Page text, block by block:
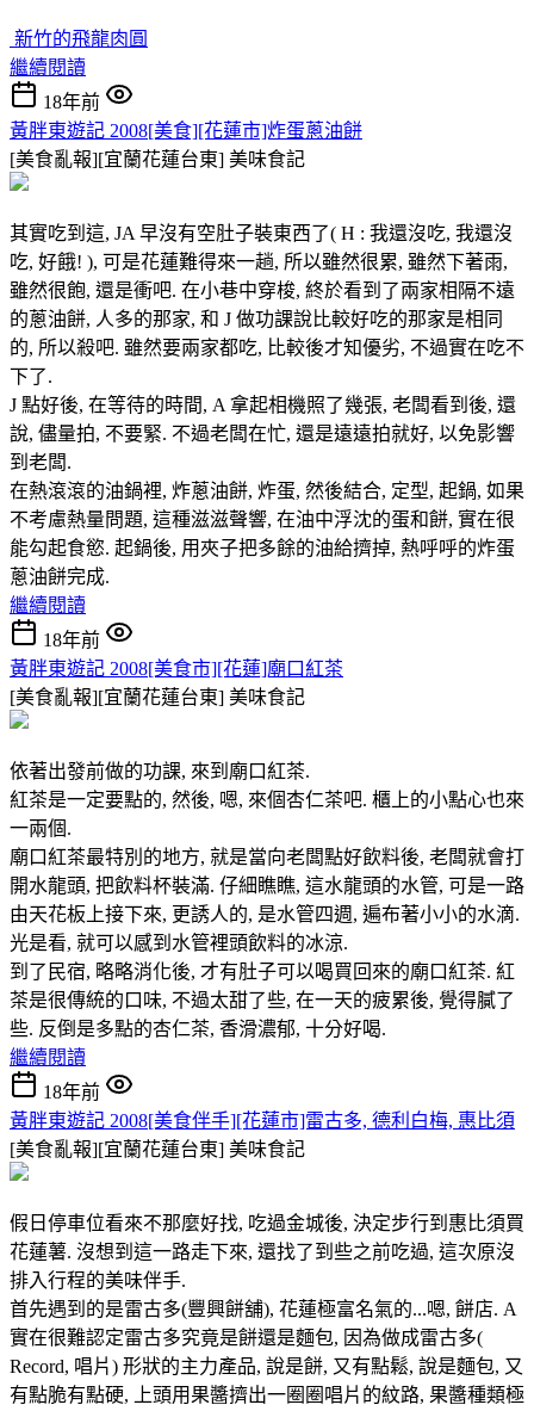
新竹的飛龍肉圓
繼續閱讀
18年前
黃胖東遊記 2008[美食][花蓮市]炸蛋蔥油餅
[美食亂報][宜蘭花蓮台東] 美味食記
其實吃到這, JA 早沒有空肚子裝東西了( H : 我還沒吃, 我還沒
吃, 好餓! ), 可是花蓮難得來一趟, 所以雖然很累, 雖然下著雨,
雖然很飽, 還是衝吧. 在小巷中穿梭, 終於看到了兩家相隔不遠
的蔥油餅, 人多的那家, 和 J 做功課說比較好吃的那家是相同
的, 所以殺吧. 雖然要兩家都吃, 比較後才知優劣, 不過實在吃不
下了.
J 點好後, 在等待的時間, A 拿起相機照了幾張, 老闆看到後, 還
說, 儘量拍, 不要緊. 不過老闆在忙, 還是遠遠拍就好, 以免影響
到老闆.
在熱滾滾的油鍋裡, 炸蔥油餅, 炸蛋, 然後結合, 定型, 起鍋, 如果
不考慮熱量問題, 這種滋滋聲響, 在油中浮沈的蛋和餅, 實在很
能勾起食慾. 起鍋後, 用夾子把多餘的油給擠掉, 熱呼呼的炸蛋
蔥油餅完成.
繼續閱讀
18年前
黃胖東遊記 2008[美食市][花蓮]廟口紅茶
[美食亂報][宜蘭花蓮台東] 美味食記
依著出發前做的功課, 來到廟口紅茶.
紅茶是一定要點的, 然後, 嗯, 來個杏仁茶吧. 櫃上的小點心也來
一兩個.
廟口紅茶最特別的地方, 就是當向老闆點好飲料後, 老闆就會打
開水龍頭, 把飲料杯裝滿. 仔細瞧瞧, 這水龍頭的水管, 可是一路
由天花板上接下來, 更誘人的, 是水管四週, 遍布著小小的水滴.
光是看, 就可以感到水管裡頭飲料的冰涼.
到了民宿, 略略消化後, 才有肚子可以喝買回來的廟口紅茶. 紅
茶是很傳統的口味, 不過太甜了些, 在一天的疲累後, 覺得膩了
些. 反倒是多點的杏仁茶, 香滑濃郁, 十分好喝.
繼續閱讀
18年前
黃胖東遊記 2008[美食伴手][花蓮市]雷古多, 德利白梅, 惠比須
[美食亂報][宜蘭花蓮台東] 美味食記
假日停車位看來不那麼好找, 吃過金城後, 決定步行到惠比須買
花蓮薯. 沒想到這一路走下來, 還找了到些之前吃過, 這次原沒
排入行程的美味伴手.
首先遇到的是雷古多(豐興餅舖), 花蓮極富名氣的...嗯, 餅店. A
實在很難認定雷古多究竟是餅還是麵包, 因為做成雷古多(
Record, 唱片) 形狀的主力產品, 說是餅, 又有點鬆, 說是麵包, 又
有點脆有點硬, 上頭用果醬擠出一圈圈唱片的紋路, 果醬種類極